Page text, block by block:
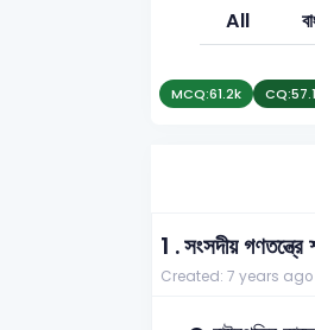
All
MCQ:61.2k CQ:
1 .সংসদীয়
Created: 7 years ago |